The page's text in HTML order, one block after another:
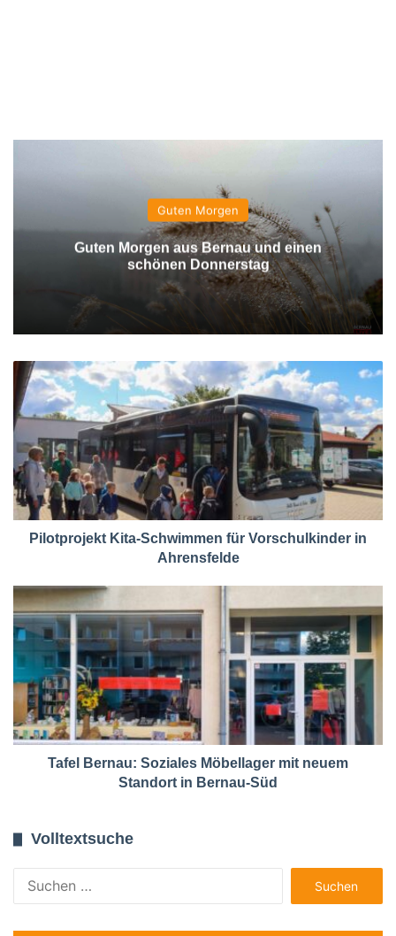
Guten Morgen
Guten Morgen aus Bernau und einen
schönen Donnerstag
Pilotprojekt Kita-Schwimmen für Vorschulkinder in
Ahrensfelde
Tafel Bernau: Soziales Möbellager mit neuem
Standort in Bernau-Süd
Volltextsuche
nach: